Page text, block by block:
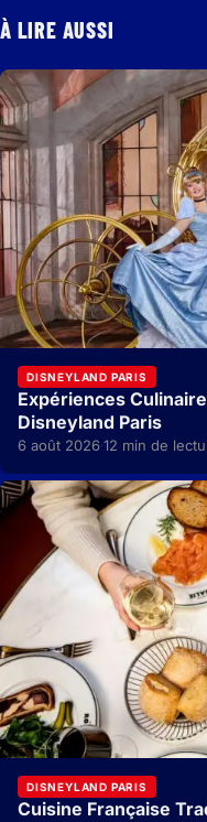
À LIRE AUSSI
DISNEYLAND PARIS
Expériences
Disneyland Paris
6 août 2026·12 min de
DISNEYLAND PARIS
Cuisine Française